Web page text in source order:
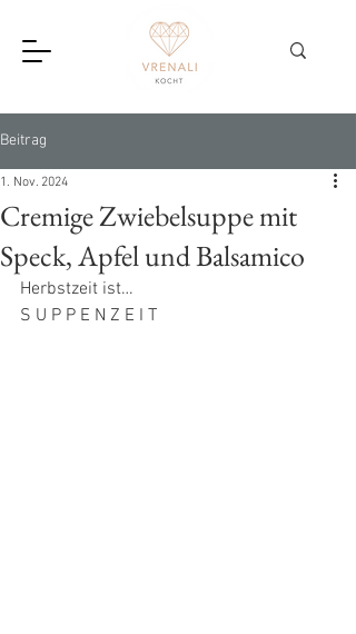
Beitrag
Cremige Zwiebelsuppe mit
Speck, Apfel und Balsamico
1. Nov. 2024
Herbstzeit ist…
S U P P E N Z E I T